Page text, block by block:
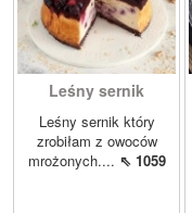
Leśny sernik
Leśny sernik który
zrobiłam z owoców
mrożonych.... ⇖ 1059